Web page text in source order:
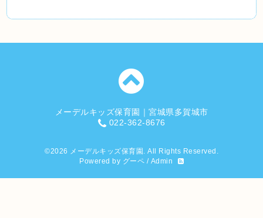
メーデルキッズ保育園｜宮城県多賀城市
022-362-8676
©2026 メーデルキッズ保育園 . All Rights Reserved.
Powered by グーペ / Admin